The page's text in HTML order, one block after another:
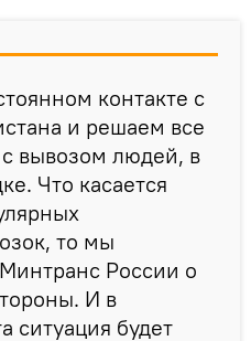
контакте с
и решаем все
вывозом людей, в
Что касается
то мы
России о
И в
ситуация будет